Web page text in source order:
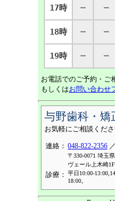
17時 ─ ─
18時 ─ ─
19時 ─ ─
お電話でのご予約・ご
もしくはお問い合わせ
与野歯科・矯
お気軽にご相談くださ
連絡： 048-822-2356 ／
〒330-0071 埼玉
ヴェール上木崎1F
診療：
平日10:00-
18:00。